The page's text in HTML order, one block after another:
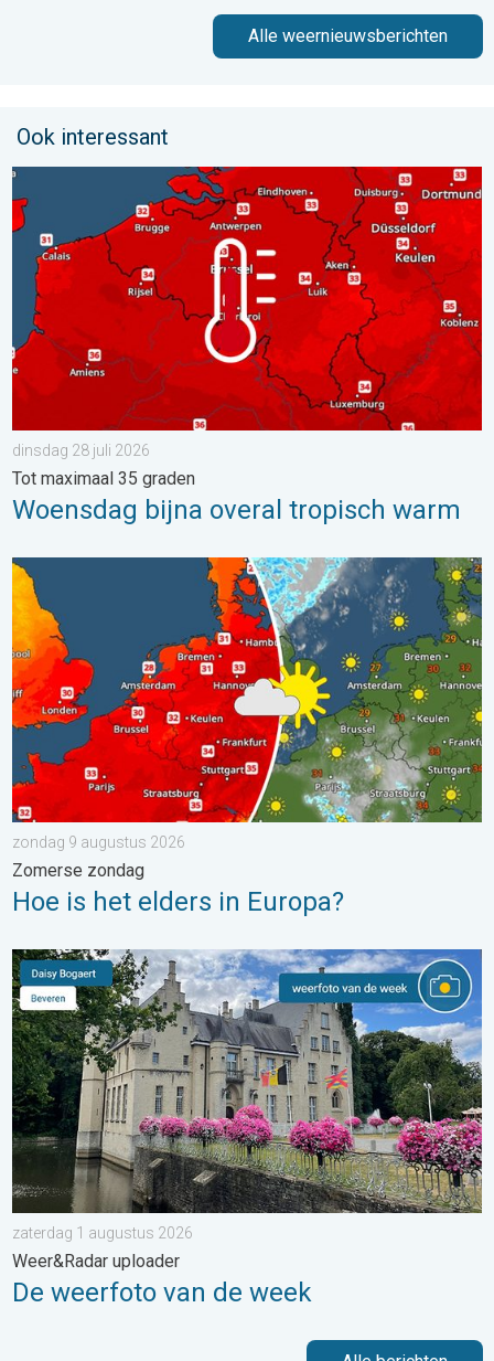
Alle weernieuwsberichten
Ook interessant
Woensdag bijna overal tropisch warm. Tot maximaal 35
dinsdag 28 juli 2026
Tot maximaal 35 graden
Woensdag bijna overal tropisch warm
Hoe is het elders in Europa?. Zomerse zondag. . . zondag 9
zondag 9 augustus 2026
Zomerse zondag
Hoe is het elders in Europa?
De weerfoto van de week. Weer&Radar uploader. . . zaterdag
zaterdag 1 augustus 2026
Weer&Radar uploader
De weerfoto van de week